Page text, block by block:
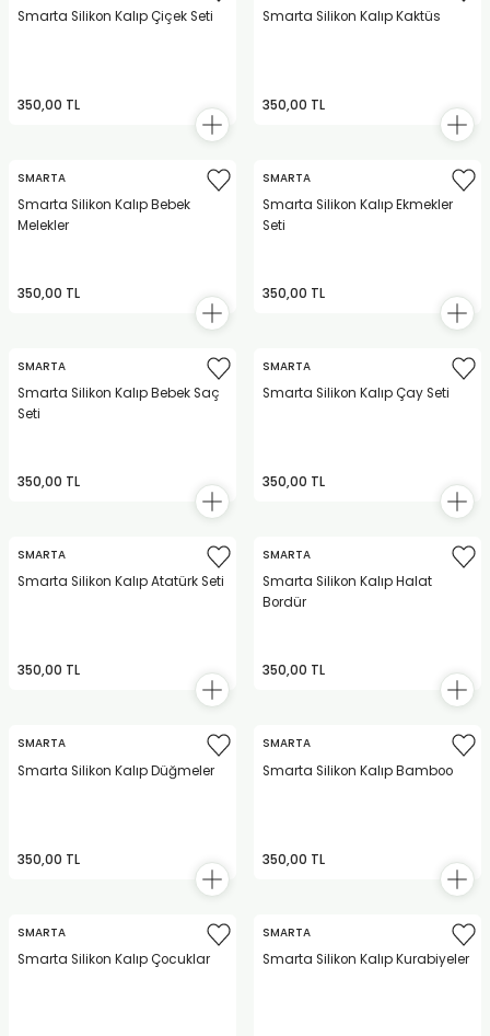
Smarta Silikon Kalıp Çiçek Seti
350,00 TL
Smarta Silikon Kalıp Kaktüs
350,00 TL
SMARTA
Smarta Silikon Kalıp Bebek
Melekler
350,00 TL
SMARTA
Smarta Silikon Kalıp Ekmekler
Seti
350,00 TL
SMARTA
Smarta Silikon Kalıp Bebek Saç
Seti
350,00 TL
SMARTA
Smarta Silikon Kalıp Çay Seti
350,00 TL
SMARTA
Smarta Silikon Kalıp Atatürk Seti
350,00 TL
SMARTA
Smarta Silikon Kalıp Halat
Bordür
350,00 TL
SMARTA
Smarta Silikon Kalıp Düğmeler
350,00 TL
SMARTA
Smarta Silikon Kalıp Bamboo
350,00 TL
SMARTA
Smarta Silikon Kalıp Çocuklar
SMARTA
Smarta Silikon Kalıp Kurabiyeler